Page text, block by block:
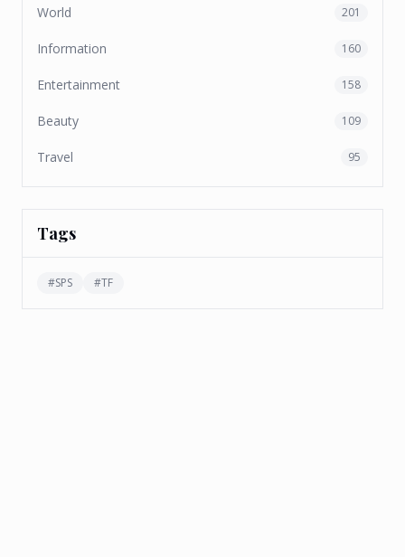
World 201
Information 160
Entertainment 158
Beauty 109
Travel 95
Tags
#SPS #TF